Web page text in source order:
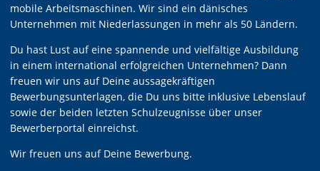
mobile Arbeitsmaschinen. Wir sind ein dänisches
Unternehmen mit Niederlassungen in mehr als 50 Ländern.
Du hast Lust auf eine spannende und vielfältige Ausbildung
in einem international erfolgreichen Unternehmen? Dann
freuen wir uns auf Deine aussagekräftigen
Bewerbungsunterlagen, die Du uns bitte inklusive Lebenslauf
sowie der beiden letzten Schulzeugnisse über unser
Bewerberportal einreichst.
Wir freuen uns auf Deine Bewerbung.